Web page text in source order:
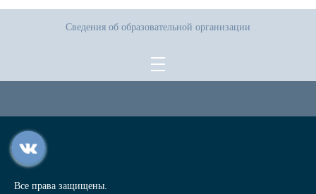
Сведения об образовательной организации
Все права защищены.